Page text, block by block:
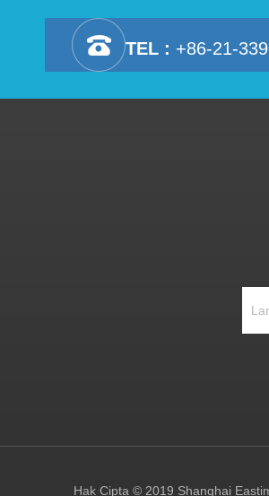
TEL : +86-21-
Hak Cipta © 2019 Shanghai